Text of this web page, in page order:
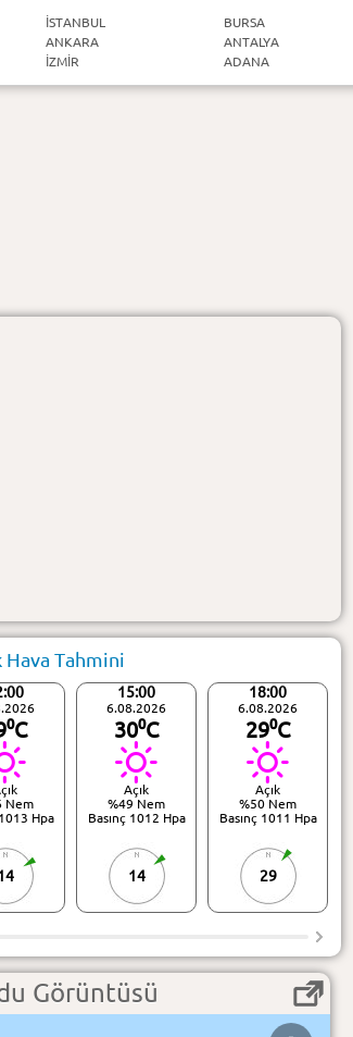
İSTANBUL
ANKARA
İZMIR
BURSA
ANTALYA
ADANA
Hava Tahmini
Nem
Hpa
15:00
6.08.2026
30⁰C
Açık
%49 Nem
Basınç 1012 Hpa
14
18:00
6.08.2026
29⁰C
Açık
%50 Nem
Basınç 1011 Hpa
29
Görüntüsü